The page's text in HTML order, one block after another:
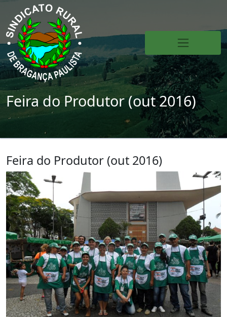
Feira do Produtor (out 2016)
Feira do Produtor (out 2016)